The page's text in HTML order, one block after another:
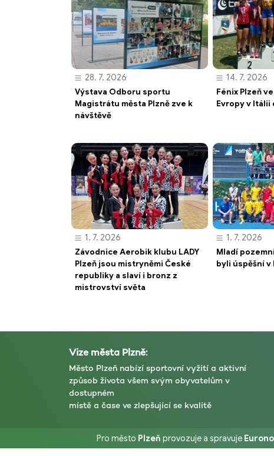
28. 7. 2026
Výstava Odboru sportu
Magistrátu města Plzně zve k
návštěvě
14. 7. 2026
Fénix Plzeň
Evropy v Itálii
1. 7. 2026
Závodnice Aerobik klubu LADY
Plzeň jsou mistryněmi České
republiky a slaví i bronz z
mistrovství světa
1. 7. 2026
Mladí
byli úspěšní v
Vize města Plzně:
Město Plzeň nabízí sportovní vyžití a aktivní
způsob života všem svým obyvatelům v
dostupném
místě a čase ve zlepšující se kvalitě
Pro město Plzeň provozuje a spravuje